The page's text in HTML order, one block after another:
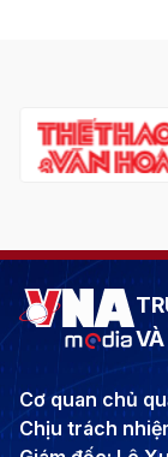
Cơ quan chủ
Chịu trách